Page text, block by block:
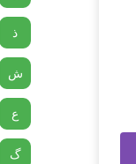
ذ
ش
ع
گ